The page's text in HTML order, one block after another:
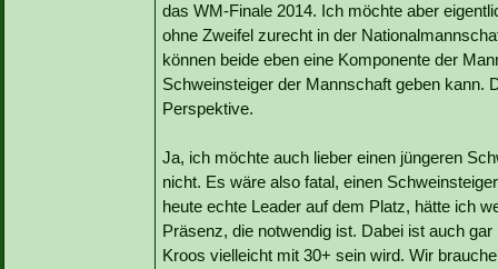
das WM-Finale 2014. Ich möchte aber
ohne Zweifel zurecht in der
können beide eben eine Komponente der
Schweinsteiger der Mannschaft geben kann.
Perspektive.
Ja, ich möchte auch lieber einen jüngeren
nicht. Es wäre also fatal, einen
heute echte Leader auf dem Platz, hätte ich
Präsenz, die notwendig ist. Dabei ist auch
Kroos vielleicht mit 30+ sein wird. Wir